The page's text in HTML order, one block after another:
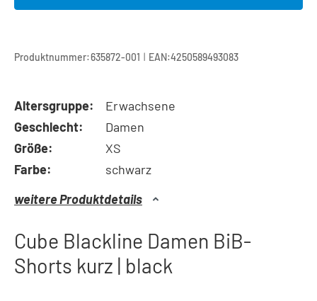
Produktnummer:635872-001 | EAN:4250589493083
Altersgruppe:
Erwachsene
Geschlecht:
Damen
Größe:
XS
Farbe:
schwarz
weitere Produktdetails
Cube Blackline Damen BiB-
Shorts kurz | black